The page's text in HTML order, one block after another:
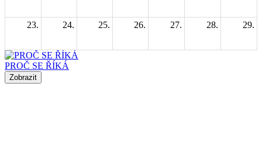
23. 24. 25. 26. 27. 28. 29.
30. 31.
PROČ SE ŘÍKÁ
Zobrazit